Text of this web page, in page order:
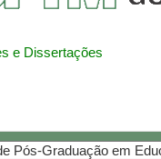
e Dissertações